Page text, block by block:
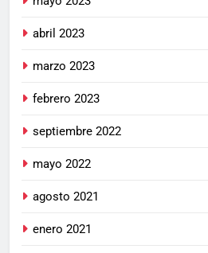
abril 2023
marzo 2023
febrero 2023
septiembre 2022
mayo 2022
agosto 2021
enero 2021